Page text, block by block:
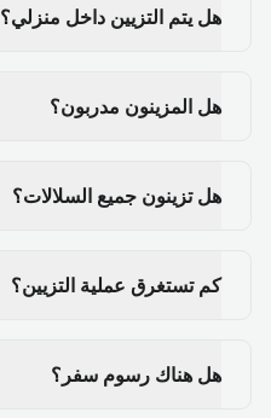
هل يتم التزيين داخل منزلي؟
هل المزينون مدربون؟
هل تزينون جميع السلالات؟
كم تستغرق عملية التزيين؟
هل هناك رسوم سفر؟